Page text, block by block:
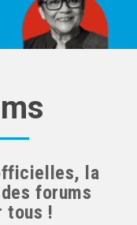
la
forums
tous !